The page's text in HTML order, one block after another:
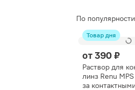
По популярности
Товар дня
от390 ₽
Раствор для
линз Renu
за